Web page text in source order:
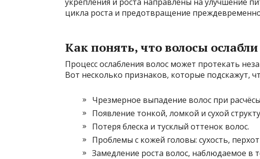
цикла роста и предотвращение
Как понять, что волосы
Процесс ослабления волос может протекать
Вот несколько признаков, которые подскажут,
Чрезмерное выпадение волос при
Появление тонкой, ломкой и сухой
Потеря блеска и тусклый оттенок волос.
Проблемы с кожей головы: сухость,
Замедление роста волос, наблюдаемое в